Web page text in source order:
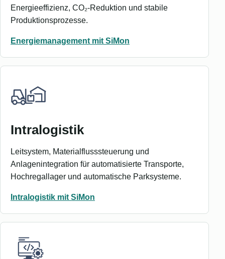
Energieeffizienz, CO₂-Reduktion und stabile
Produktionsprozesse.
Energiemanagement mit SiMon
Intralogistik
Leitsystem, Materialflusssteuerung und
Anlagenintegration für automatisierte Transporte,
Hochregallager und automatische Parksysteme.
Intralogistik mit SiMon